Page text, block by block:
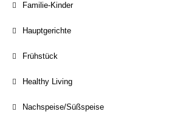
Familie-Kinder
Hauptgerichte
Frühstück
Healthy Living
Nachspeise/Süßspeise